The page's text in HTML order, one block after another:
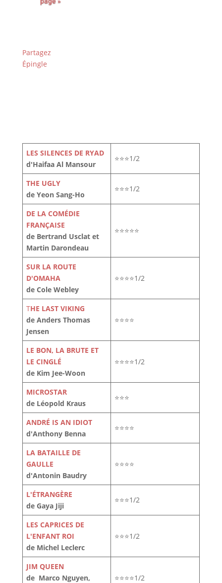
Partagez
Épingle
LES SILENCES DE RYAD
d'Haifaa Al Mansour
⭐⭐⭐1/2
THE UGLY
de Yeon Sang-Ho
⭐⭐⭐1/2
DE LA COMÉDIE
FRANÇAISE
de Bertrand Usclat et
Martin Darondeau
⭐⭐⭐⭐⭐
SUR LA ROUTE
D'OMAHA
de Cole Webley
⭐⭐⭐⭐1/2
THE LAST VIKING
de Anders Thomas
Jensen
⭐⭐⭐⭐
LE BON, LA BRUTE ET
LE CINGLÉ
de Kim Jee-Woon
⭐⭐⭐⭐1/2
MICROSTAR
de Léopold Kraus
⭐⭐⭐
ANDRÉ IS AN IDIOT
d'Anthony Benna
⭐⭐⭐⭐
LA BATAILLE DE
GAULLE
d'Antonin Baudry
⭐⭐⭐⭐
L'ÉTRANGÈRE
de Gaya Jiji
⭐⭐⭐1/2
LES CAPRICES DE
L'ENFANT ROI
de Michel Leclerc
⭐⭐⭐1/2
JIM QUEEN
de Marco Nguyen,
⭐⭐⭐⭐1/2